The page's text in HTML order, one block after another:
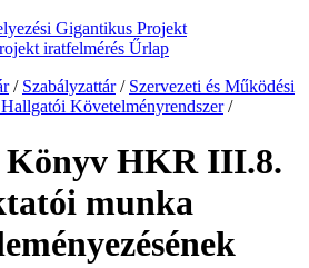
Gigantikus Projekt
iratfelmérés Űrlap
/ Szabályzattár / Szervezeti és Működési
Követelményrendszer /
HKR III.8.
munka